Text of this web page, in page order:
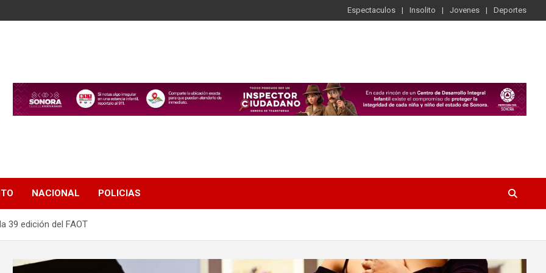
Espectaculos Insolito Jovenes Deportes
NACIONAL POLICIAS
39 edición del FAOT